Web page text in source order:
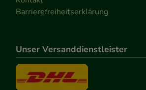
Barrierefreiheitserklärung
Unser Versanddienstleister